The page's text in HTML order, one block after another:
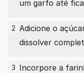
um garfo até
2 Adicione o
dissolver
3 Incorpore a